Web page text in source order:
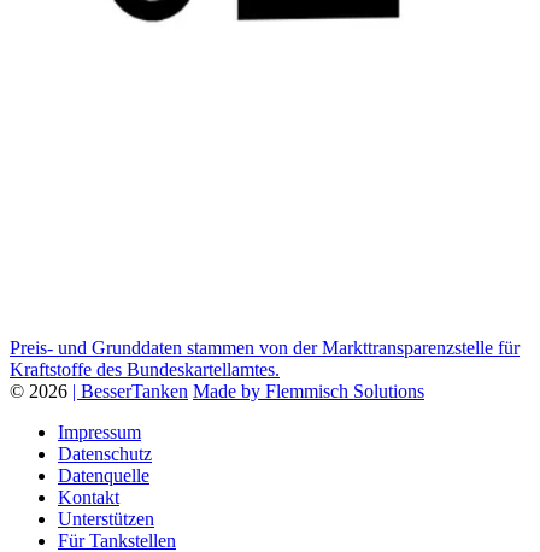
Preis- und Grunddaten stammen von der Markttransparenzstelle für
Kraftstoffe des Bundeskartellamtes.
© 2026 | BesserTanken Made by Flemmisch Solutions
Impressum
Datenschutz
Datenquelle
Kontakt
Unterstützen
Für Tankstellen